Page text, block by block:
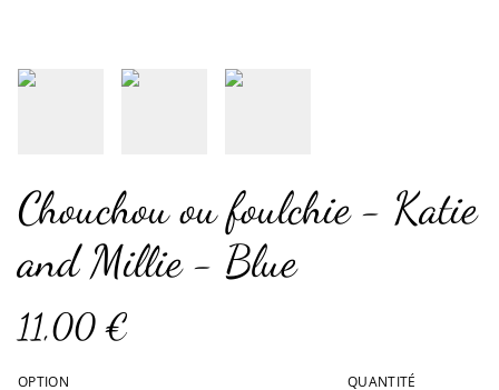
Chouchou ou foulchie - Katie
and Millie - Blue
11,00 €
OPTION QUANTITÉ